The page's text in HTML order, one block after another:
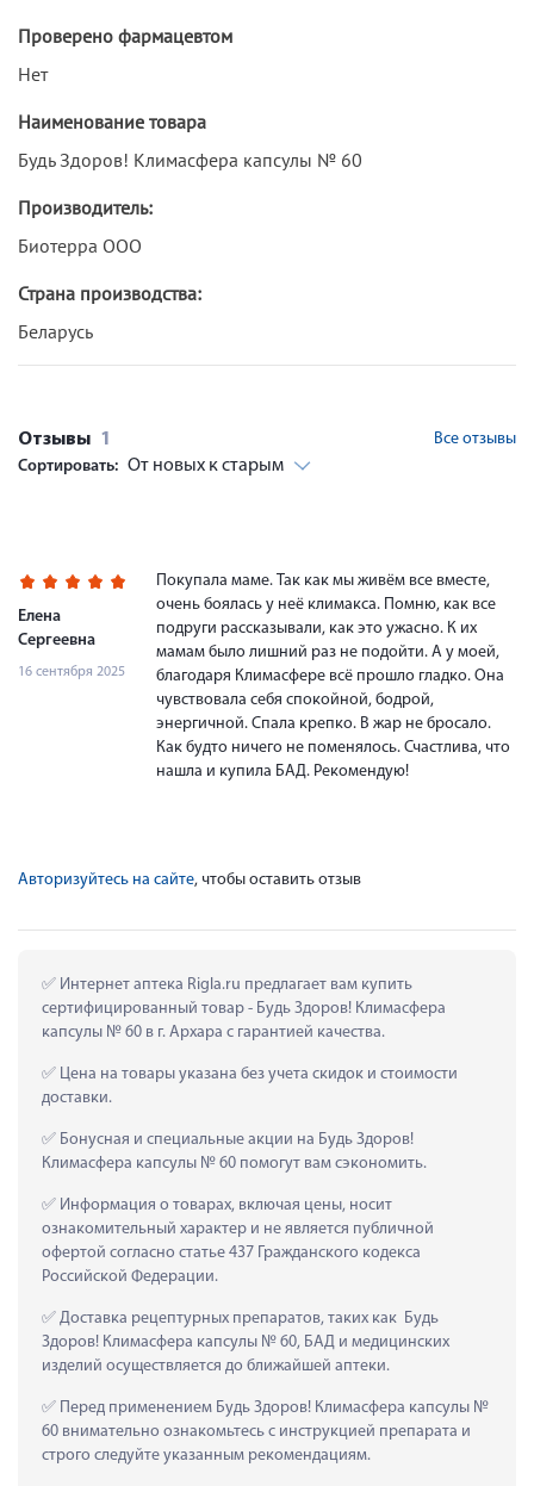
Проверено фармацевтом
Нет
Наименование товара
Будь Здоров! Климасфера капсулы № 60
Производитель:
Биотерра ООО
Страна производства:
Беларусь
Отзывы 1
Все отзывы
Сортировать: От новых к старым
Елена
Сергеевна
16 сентября 2025
Покупала маме. Так как мы живём все вместе,
очень боялась у неё климакса. Помню, как все
подруги рассказывали, как это ужасно. К их
мамам было лишний раз не подойти. А у моей,
благодаря Климасфере всё прошло гладко. Она
чувствовала себя спокойной, бодрой,
энергичной. Спала крепко. В жар не бросало.
Как будто ничего не поменялось. Счастлива, что
нашла и купила БАД. Рекомендую!
Авторизуйтесь на сайте, чтобы оставить отзыв
Интернет аптека Rigla.ru предлагает вам купить
сертифицированный товар - Будь Здоров! Климасфера
капсулы № 60 в г. Архара с гарантией качества.
Цена на товары указана без учета скидок и стоимости
доставки.
Бонусная и специальные акции на Будь Здоров!
Климасфера капсулы № 60 помогут вам сэкономить.
Информация о товарах, включая цены, носит
ознакомительный характер и не является публичной
офертой согласно статье 437 Гражданского кодекса
Российской Федерации.
Доставка рецептурных препаратов, таких как  Будь
Здоров! Климасфера капсулы № 60, БАД и медицинских
изделий осуществляется до ближайшей аптеки.
Перед применением Будь Здоров! Климасфера капсулы №
60 внимательно ознакомьтесь с инструкцией препарата и
строго следуйте указанным рекомендациям.